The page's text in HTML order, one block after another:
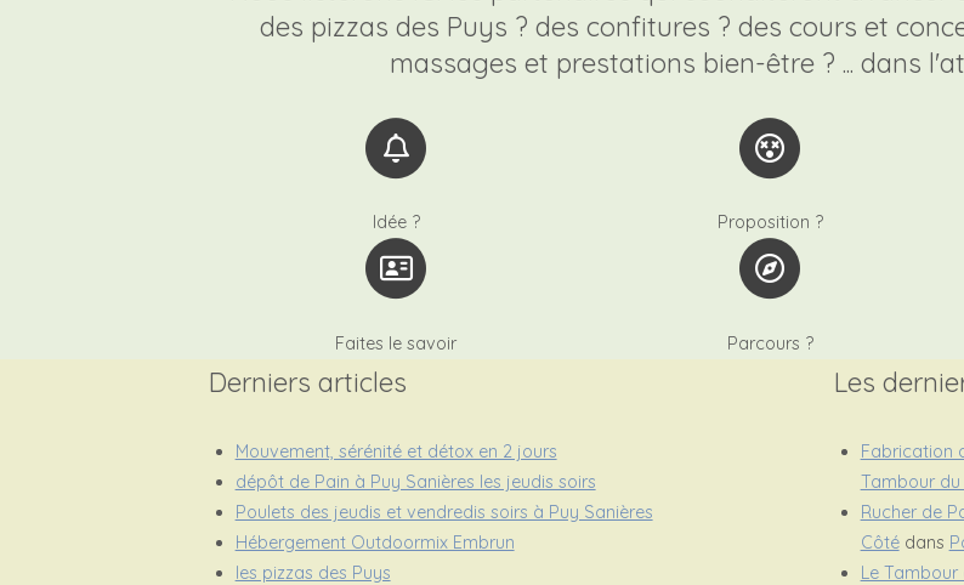
des pizzas des Puys ? des confitures ? des cours et
massages et prestations bien-être ? ... dans
Idée ? Proposition ?
Faites le savoir Parcours ?
Derniers articles
Mouvement, sérénité et détox en 2 jours
dépôt de Pain à Puy Sanières les jeudis soirs
Poulets des jeudis et vendredis soirs à Puy Sanières
Hébergement Outdoormix Embrun
les pizzas des Puys
Les
Fabrication
Tambour du
Rucher de
Côtédans
Le